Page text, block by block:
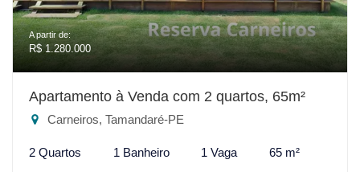
A partir de:
R$ 1.280.000
Apartamento à Venda com 2 quartos, 65m²
Carneiros, Tamandaré-PE
2 Quartos 1 Banheiro 1 Vaga 65 m²